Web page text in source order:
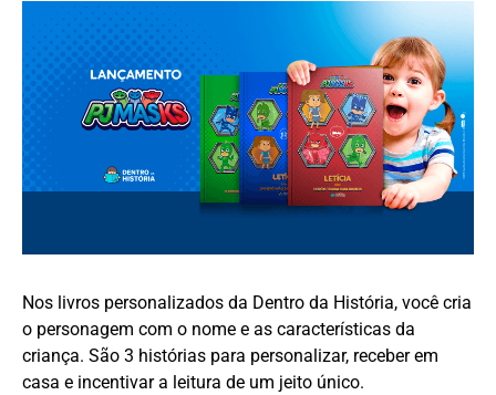
Nos livros personalizados da Dentro da História, você cria
o personagem com o nome e as características da
criança. São 3 histórias para personalizar, receber em
casa e incentivar a leitura de um jeito único.